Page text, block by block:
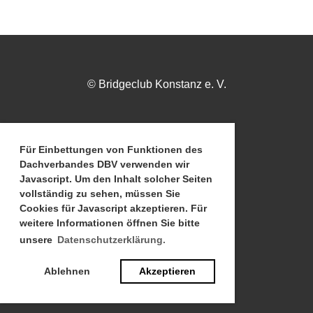
Für Einbettungen von Funktionen des
Dachverbandes DBV verwenden wir
Javascript. Um den Inhalt solcher Seiten
vollständig zu sehen, müssen Sie
Cookies für Javascript akzeptieren. Für
weitere Informationen öffnen Sie bitte
unsere Datenschutzerklärung.
Ablehnen Akzeptieren
© Bridgeclub Konstanz e. V.
Datenschutz